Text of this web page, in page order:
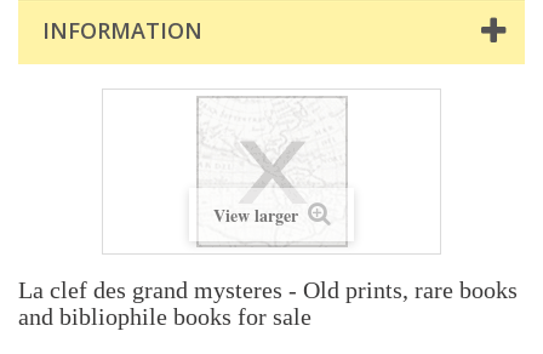
INFORMATION
View larger
La clef des grand mysteres - Old prints, rare books
and bibliophile books for sale